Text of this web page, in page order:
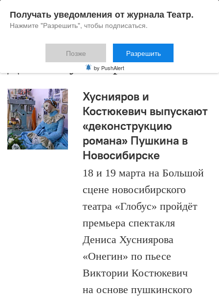
Денис Хуснияров
Хуснияров и
Костюкевич выпускают
«деконструкцию
романа» Пушкина в
Новосибирске
18 и 19 марта на Большой
сцене новосибирского
театра «Глобус» пройдёт
премьера спектакля
Дениса Хусниярова
«Онегин» по пьесе
Виктории Костюкевич
на основе пушкинского
Получать уведомления от журнала Театр.
Нажмите "Разрешить", чтобы подписаться.
Позже Разрешить
by PushAlert